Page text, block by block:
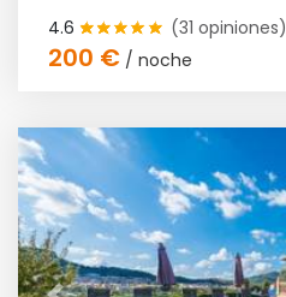
4.6 (31 opiniones)
200 € / noche